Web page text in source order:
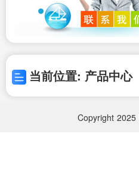
当前位置: 产品中心
Copyright 2025